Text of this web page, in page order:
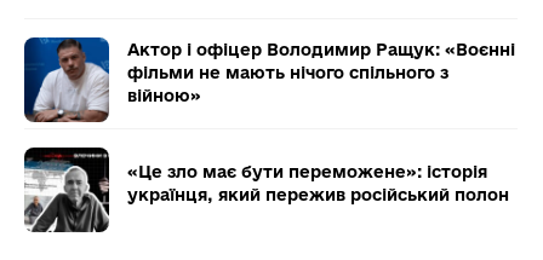
Актор і офіцер Володимир Ращук: «Воєнні
фільми не мають нічого спільного з
війною»
«Це зло має бути переможене»: історія
українця, який пережив російський полон